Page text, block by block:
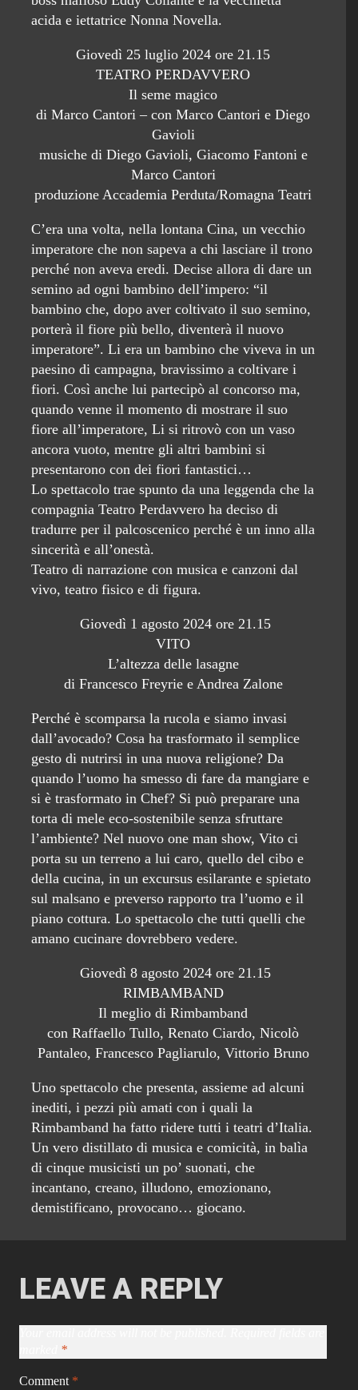
acida e iettatrice Nonna Novella.
Giovedì 25 luglio 2024 ore 21.15
TEATRO PERDAVVERO
Il seme magico
di Marco Cantori – con Marco Cantori e Diego
Gavioli
musiche di Diego Gavioli, Giacomo Fantoni e
Marco Cantori
produzione Accademia Perduta/Romagna Teatri
C’era una volta, nella lontana Cina, un vecchio
imperatore che non sapeva a chi lasciare il trono
perché non aveva eredi. Decise allora di dare un
semino ad ogni bambino dell’impero: “il
bambino che, dopo aver coltivato il suo semino,
porterà il fiore più bello, diventerà il nuovo
imperatore”. Li era un bambino che viveva in un
paesino di campagna, bravissimo a coltivare i
fiori. Così anche lui partecipò al concorso ma,
quando venne il momento di mostrare il suo
fiore all’imperatore, Li si ritrovò con un vaso
ancora vuoto, mentre gli altri bambini si
presentarono con dei fiori fantastici…
Lo spettacolo trae spunto da una leggenda che la
compagnia Teatro Perdavvero ha deciso di
tradurre per il palcoscenico perché è un inno alla
sincerità e all’onestà.
Teatro di narrazione con musica e canzoni dal
vivo, teatro fisico e di figura.
Giovedì 1 agosto 2024 ore 21.15
VITO
L’altezza delle lasagne
di Francesco Freyrie e Andrea Zalone
Perché è scomparsa la rucola e siamo invasi
dall’avocado? Cosa ha trasformato il semplice
gesto di nutrirsi in una nuova religione? Da
quando l’uomo ha smesso di fare da mangiare e
si è trasformato in Chef? Si può preparare una
torta di mele eco-sostenibile senza sfruttare
l’ambiente? Nel nuovo one man show, Vito ci
porta su un terreno a lui caro, quello del cibo e
della cucina, in un excursus esilarante e spietato
sul malsano e preverso rapporto tra l’uomo e il
piano cottura. Lo spettacolo che tutti quelli che
amano cucinare dovrebbero vedere.
Giovedì 8 agosto 2024 ore 21.15
RIMBAMBAND
Il meglio di Rimbamband
con Raffaello Tullo, Renato Ciardo, Nicolò
Pantaleo, Francesco Pagliarulo, Vittorio Bruno
Uno spettacolo che presenta, assieme ad alcuni
inediti, i pezzi più amati con i quali la
Rimbamband ha fatto ridere tutti i teatri d’Italia.
Un vero distillato di musica e comicità, in balìa
di cinque musicisti un po’ suonati, che
incantano, creano, illudono, emozionano,
demistificano, provocano… giocano.
LEAVE A REPLY
*
Comment *